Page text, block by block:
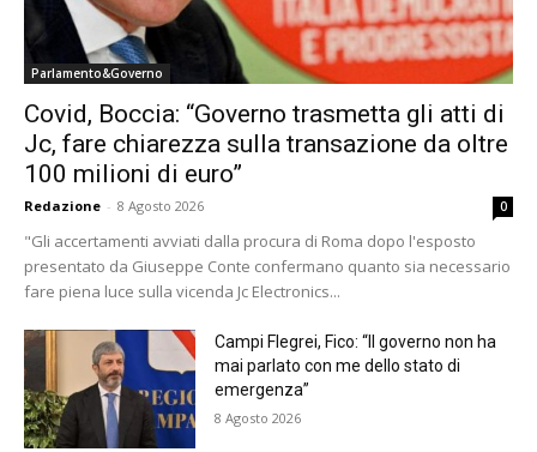
Parlamento&Governo
Covid, Boccia: “Governo trasmetta gli atti di
Jc, fare chiarezza sulla transazione da oltre
100 milioni di euro”
Redazione - 8 Agosto 2026 0
"Gli accertamenti avviati dalla procura di Roma dopo l'esposto
presentato da Giuseppe Conte confermano quanto sia necessario
fare piena luce sulla vicenda Jc Electronics...
Campi Flegrei, Fico: “Il governo non ha
mai parlato con me dello stato di
emergenza”
8 Agosto 2026